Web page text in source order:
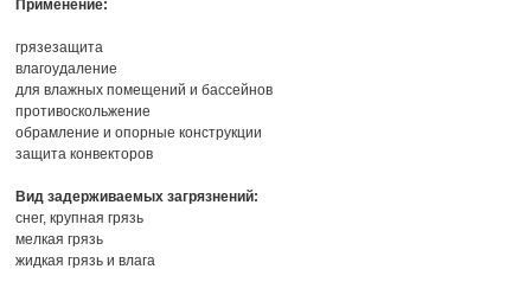
Применение:
грязезащита
влагоудаление
для влажных помещений и бассейнов
противоскольжение
обрамление и опорные конструкции
защита конвекторов
Вид задерживаемых загрязнений:
снег, крупная грязь
мелкая грязь
жидкая грязь и влага